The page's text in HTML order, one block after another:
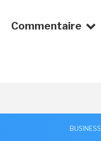
Commentaire
BUSINESS